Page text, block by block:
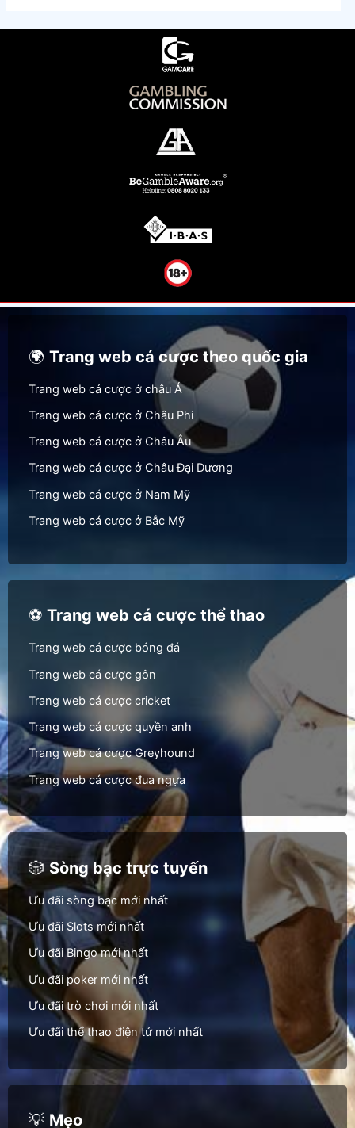
🌍Trang web cá cược theo quốc gia
Trang web cá cược ở châu Á
Trang web cá cược ở Châu Phi
Trang web cá cược ở Châu Âu
Trang web cá cược ở Châu Đại Dương
Trang web cá cược ở Nam Mỹ
Trang web cá cược ở Bắc Mỹ
⚽Trang web cá cược thể thao
Trang web cá cược bóng đá
Trang web cá cược gôn
Trang web cá cược cricket
Trang web cá cược quyền anh
Trang web cá cược Greyhound
Trang web cá cược đua ngựa
🎲Sòng bạc trực tuyến
Ưu đãi sòng bạc mới nhất
Ưu đãi Slots mới nhất
Ưu đãi Bingo mới nhất
Ưu đãi poker mới nhất
Ưu đãi trò chơi mới nhất
Ưu đãi thể thao điện tử mới nhất
💡 Mẹo